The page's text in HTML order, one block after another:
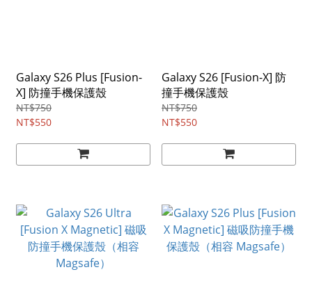
Galaxy S26 Plus [Fusion-
X] 防撞手機保護殼
NT$750
NT$550
Galaxy S26 [Fusion-X] 防
撞手機保護殼
NT$750
NT$550